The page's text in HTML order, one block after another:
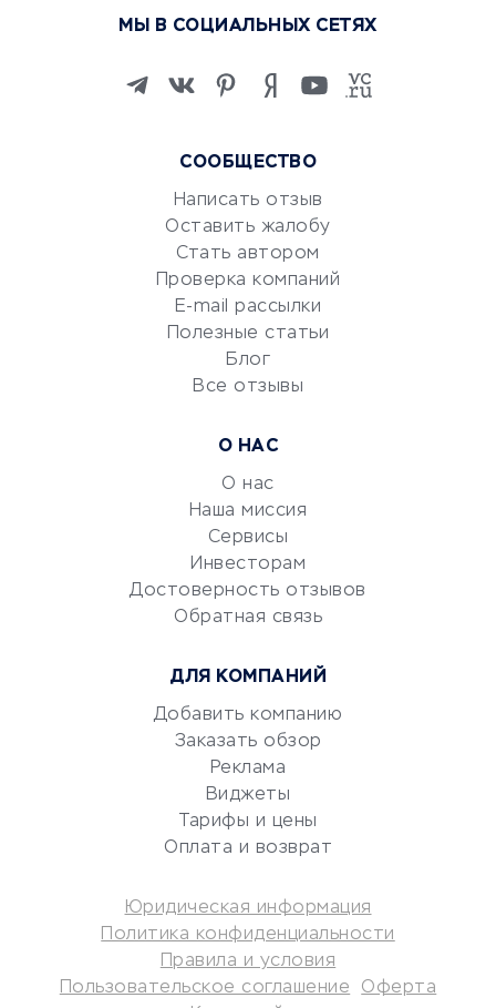
Изучение иностранных
Маркетинг и продажи
Репетиторство
Красота и здоровье
Сервисы по поиску работы
Сетевой маркетинг
УСЛУГИ ДЛЯ БИЗНЕСА
документооборот
Юридические компании
Аудиторские компании
Бухгалтерия онлайн
Потребительские кредиты
Кредитные карты
Дебетовые карты
СООБЩЕСТВО
Написать отзыв
Оставить жалобу
Стать автором
Проверка компаний
E-mail рассылки
Полезные статьи
Блог
Все отзывы
О НАС
О нас
Наша миссия
Сервисы
Инвесторам
Достоверность отзывов
Обратная связь
ДЛЯ КОМПАНИЙ
Добавить компанию
Заказать обзор
Реклама
Виджеты
Тарифы и цены
Оплата и возврат
МЫ В СОЦИАЛЬНЫХ СЕТЯХ
Юридическая информация
Политика конфиденциальности
Правила и условия
Пользовательское соглашение
Оферта